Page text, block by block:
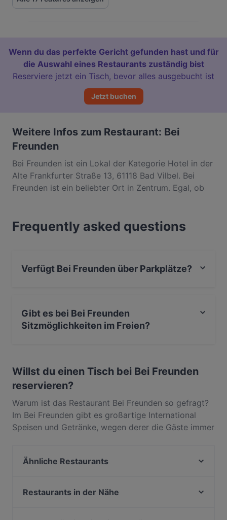
Wenn du das perfekte Gericht gefunden hast und für
die Auswahl eines Restaurants zuständig bist
Reserviere jetzt ein Tisch, bevor alles ausgebucht ist
Jetzt buchen
Weitere Infos zum Restaurant: Bei
Freunden
Bei Freunden ist ein Lokal der Kategorie Hotel in der
Alte Frankfurter Straße 13, 61118 Bad Vilbel. Bei
Freunden ist ein beliebter Ort in Zentrum. Egal, ob
Feinschmeckererlebnis bist, entdecke die Gerichte
im Bei Freunden und erlebe authentische
Frequently asked questions
Verfügt Bei Freunden über Parkplätze?
Gibt es bei Bei Freunden
Sitzmöglichkeiten im Freien?
Willst du einen Tisch bei Bei Freunden
reservieren?
Warum ist das Restaurant Bei Freunden so gefragt?
Im Bei Freunden gibt es großartige International
Speisen und Getränke, wegen derer die Gäste immer
Vegetarisch, Vegan, Mediterran. Finde heraus, was
unterscheidet, und reserviere noch heute einen Tisch
Ähnliche Restaurants
Café Süden
Restaurants in der Nähe